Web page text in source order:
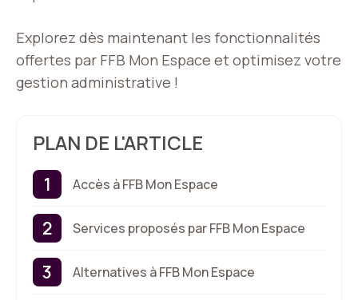
Explorez dès maintenant les fonctionnalités
offertes par FFB Mon Espace et optimisez votre
gestion administrative !
PLAN DE L'ARTICLE
Accès à FFB Mon Espace
Services proposés par FFB Mon Espace
Alternatives à FFB Mon Espace